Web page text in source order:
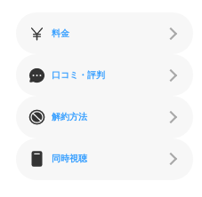
料金
口コミ・評判
解約方法
同時視聴